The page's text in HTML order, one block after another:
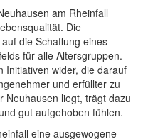
am Rheinfall
Die
die Schaffung eines
für alle Altersgruppen.
Initiativen wider, die darauf
und erfüllter zu
Neuhausen liegt, trägt dazu
gut aufgehoben fühlen.
eine ausgewogene